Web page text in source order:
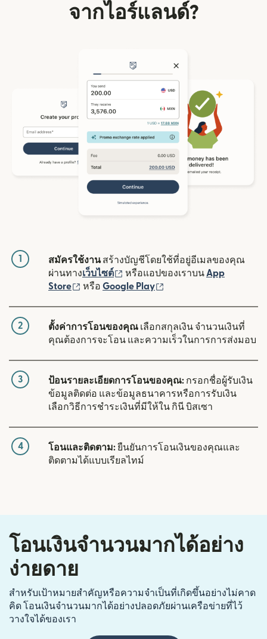
จากไอร์แลนด์?
1 สมัครใช้งานสร้างบัญชีโดยใช้ที่อยู่อีเมลของคุณ
ผ่านทางเว็บไซต์ (เปิดในหน้าต่างใหม่)
หรือแอปของเราบน App
Store
(เปิดในหน้าต่างใหม่)
หรือ Google Play
2 ตั้งค่าการโอนของคุณ เลือกสกุลเงิน จำนวนเงินที่
คุณต้องการจะโอน และความเร็วในการการส่งมอบ
3 ป้อนรายละเอียดการโอนของคุณ: กรอกชื่อผู้รับเงิน
ข้อมูลติดต่อ และข้อมูลธนาคารหรือการรับเงิน
เลือกวิธีการชำระเงินที่มีให้ใน กินี บิสเซา
4 โอนและติดตาม:ยืนยันการโอนเงินของคุณและ
ติดตามได้แบบเรียลไทม์
โอนเงินจำนวนมากได้อย่าง
ง่ายดาย
สำหรับเป้าหมายสำคัญหรือความจำเป็นที่เกิดขึ้นอย่างไม่คาด
คิด โอนเงินจำนวนมากได้อย่างปลอดภัยผ่านเครือข่ายที่ไว้
วางใจได้ของเรา